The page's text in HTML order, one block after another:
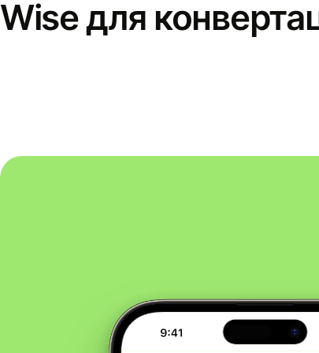
Wise для